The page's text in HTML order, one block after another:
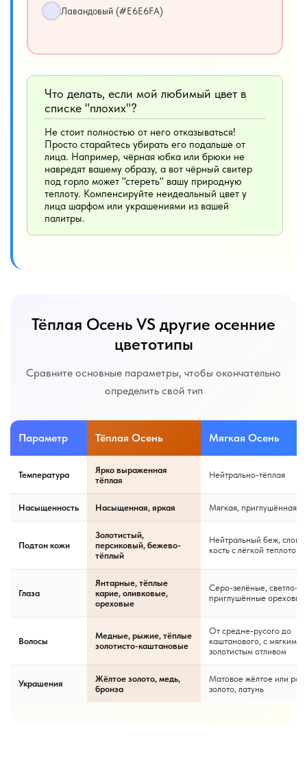
Лавандовый (#E6E6FA)
Что делать, если мой любимый цвет в
списке "плохих"?
Не стоит полностью от него отказываться!
Просто старайтесь убирать его подальше от
лица. Например, чёрная юбка или брюки не
навредят вашему образу, а вот чёрный свитер
под горло может "стереть" вашу природную
теплоту. Компенсируйте неидеальный цвет у
лица шарфом или украшениями из вашей
палитры.
Тёплая Осень VS другие осенние
цветотипы
Сравните основные параметры, чтобы окончательно
определить свой тип
Параметр Тёплая Осень Мягкая Осень
Температура
Ярко выраженная
тёплая
Нейтрально-тёплая
Насыщенность Насыщенная, яркая Мягкая, приглушённая
Подтон кожи
Золотистый,
персиковый, бежево-
тёплый
Нейтральный беж,
кость с лёгкой теплотой
Глаза
Янтарные, тёплые
карие, оливковые,
ореховые
Серо-зелёные, светло-
приглушённые ореховые
Волосы
Медные, рыжие, тёплые
золотисто-каштановые
От средне-русого до
каштанового, с мягким
золотистым отливом
Украшения
Жёлтое золото, медь,
бронза
Матовое жёлтое или
золото, латунь